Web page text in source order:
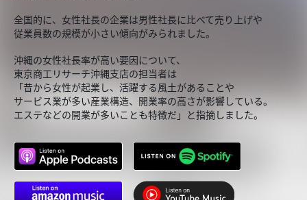
全国的に、女性社長の企業は男性社長に比べて売り上げや
従業員数の規模が小さい傾向がみられました。
沖縄の女性社長率が高い要因について、
東京商工リサーチ沖縄支店の担当者は
「昔から女性が起業し、活躍する風土があることや
サービス業が多い産業構造、開業率の高さが影響している。
エステなどの開業が多いことも特徴だ」と指摘しました。